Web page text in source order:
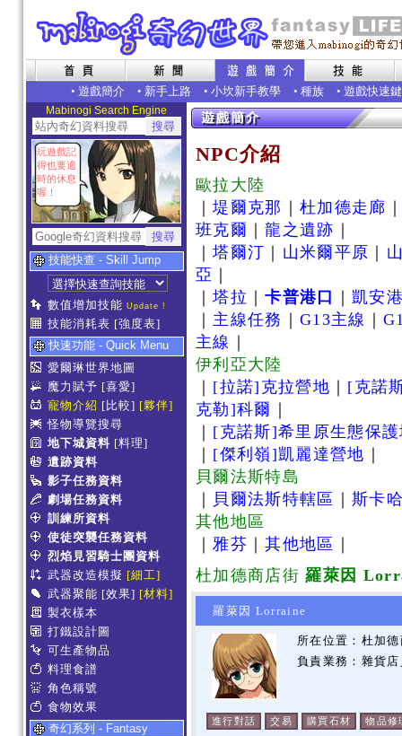
• 遊戲簡介 • 新手上路 • 小坎新手教學 • 種族 • 遊戲快速鍵
Mabinogi Search Engine
玩遊戲記
得也要適
時的休息
喔！
技能快查 - Skill Jump
數值增加技能 Update !
技能消耗表 [強度表]
快速功能 - Quick Menu
愛爾琳世界地圖
魔力賦予 [喜愛]
寵物介紹 [比較] [夥伴]
怪物導覽搜尋
地下城資料 [料理]
遺跡資料
影子任務資料
劇場任務資料
訓練所資料
使徒突襲任務資料
烈焰見習騎士團資料
武器改造模擬 [細工]
武器聚能 [效果] [材料]
製衣樣本
打鐵設計圖
可生產物品
料理食譜
角色稱號
食物效果
奇幻系列 - Fantasy
NPC介紹
歐拉大陸
｜堤爾克那 ｜杜加德走廊
班克爾 ｜龍之遺跡
｜塔爾汀 山米爾平原
亞
｜塔拉 ｜卡普港口 ｜凱安
主線任務 ｜G13主線 ｜
主線
伊利亞大陸
[拉諾]克拉營地
[克諾
克勒]科爾
[克諾斯]希里原生態保
[傑利嶺]凱麗達營地
貝爾法斯特島
貝爾法斯特轄區 ｜斯卡
其他地區
｜雅芬 ｜其他地區
杜加德商店街羅萊因
羅萊因 Lorraine
所在位置：杜加
負責業務：雜貨
進行對話 交易 購買石材 物品修